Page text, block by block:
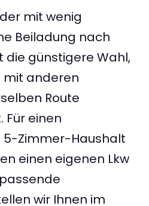
mit wenig
Beiladung nach
die günstigere Wahl,
mit anderen
Route
Für einen
Zimmer-Haushalt
einen eigenen Lkw
wir Ihnen im